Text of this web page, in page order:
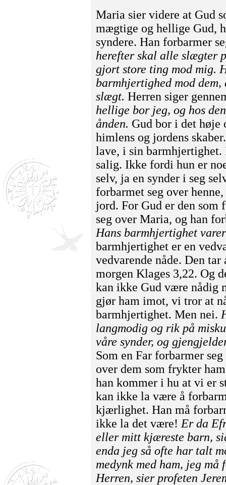
Maria sier videre at Gud
mægtige og hellige Gud,
syndere. Han forbarmer
herefter skal alle slægter
gjort store ting mod mig.
barmhjertighed mod
slægt. Herren siger
hellige bor jeg, og hos
ånden. Gud bor i det høje
himlens og jordens
lave, i sin
salig. Ikke fordi hun er
selv, ja en synder i seg
forbarmet seg over
jord. For Gud er den som
seg over Maria, og han
Hans barmhjertighet
barmhjertighet er en
vedvarende nåde. Den
morgen Klages 3,22. Og
kan ikke Gud være nådig
gjør ham imot, vi tror at
barmhjertighet. Men nei.
langmodig og rik på
våre synder, og
Som en Far forbarmer
over dem som frykter
han kommer i hu at vi er
kan ikke la være å
kjærlighet. Han må
ikke la det være! Er da
eller mitt kjæreste barn,
enda jeg så ofte har talt
medynk med ham, jeg
Herren, sier profeten